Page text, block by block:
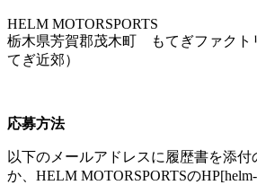
HELM MOTORSPORTS
栃木県芳賀郡茂木町 もてぎファクト
てぎ近郊）
応募方法
以下のメールアドレスに履歴書を添付
か、HELM MOTORSPORTSの